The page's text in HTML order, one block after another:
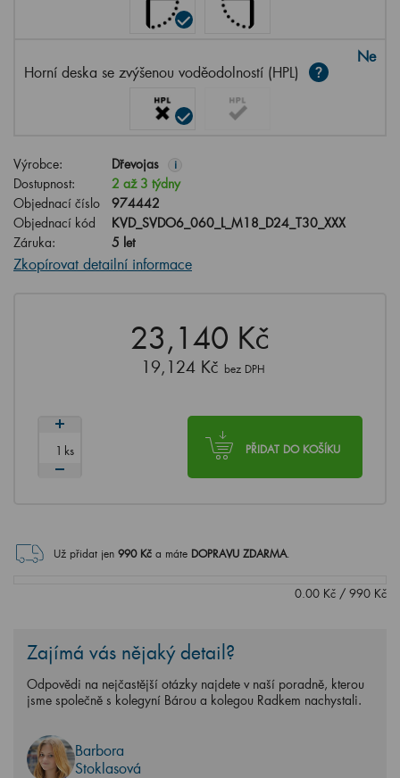
Horní deska se zvýšenou voděodolností (HPL)
Ne
Výrobce: Dřevojas i
Dostupnost:
2 až 3 týdny
Objednací číslo
974442
Objednací kód
KVD_SVDO6_060_L_M18_D24_T30_XXX
Záruka:
5 let
Zkopírovat detailní informace
23,140 Kč
19,124 Kč bez DPH
PŘIDAT DO KOŠÍKU
ks
Už přidat jen 990Kč a máte DOPRAVU ZDARMA.
0.00 Kč / 990 Kč
Zajímá vás nějaký detail?
Odpovědi na nejčastější otázky najdete v naší poradně, kterou
jsme společně s kolegyní Bárou a kolegou Radkem nachystali.
Barbora
Stoklasová